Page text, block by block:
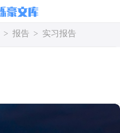
> 报告 > 实习报告